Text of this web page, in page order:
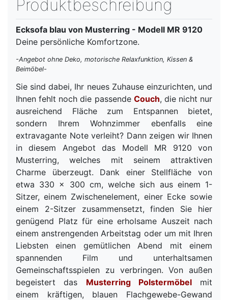
Produktbeschreibung
Ecksofa blau von Musterring - Modell MR 9120
Deine persönliche Komfortzone.
-Angebot ohne Deko, motorische Relaxfunktion, Kissen &
Beimöbel-
Sie sind dabei, Ihr neues Zuhause einzurichten, und
Ihnen fehlt noch die passende Couch, die nicht nur
ausreichend Fläche zum Entspannen bietet,
sondern Ihrem Wohnzimmer ebenfalls eine
extravagante Note verleiht? Dann zeigen wir Ihnen
in diesem Angebot das Modell MR 9120 von
Musterring, welches mit seinem attraktiven
Charme überzeugt. Dank einer Stellfläche von
etwa 330 x 300 cm, welche sich aus einem 1-
Sitzer, einem Zwischenelement, einer Ecke sowie
einem 2-Sitzer zusammensetzt, finden Sie hier
genügend Platz für eine erholsame Auszeit nach
einem anstrengenden Arbeitstag oder um mit Ihren
Liebsten einen gemütlichen Abend mit einem
spannenden Film und unterhaltsamen
Gemeinschaftsspielen zu verbringen. Von außen
begeistert das Musterring Polstermöbelmit
einem kräftigen, blauen Flachgewebe-Gewand